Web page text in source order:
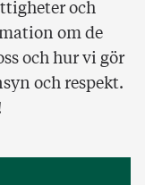
och
om de
och hur vi gör
och respekt.